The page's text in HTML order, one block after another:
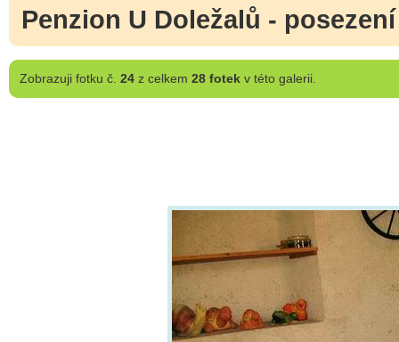
Penzion U Doležalů -
Zobrazujifotku č. 24z celkem 28 fotekv této galerii.